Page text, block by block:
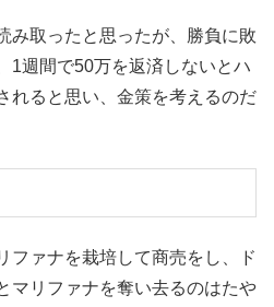
み取ったと思ったが、勝負に敗
1週間で50万を返済しないとハ
れると思い、金策を考えるのだ
ファナを栽培して商売をし、ド
マリファナを奪い去るのはたや